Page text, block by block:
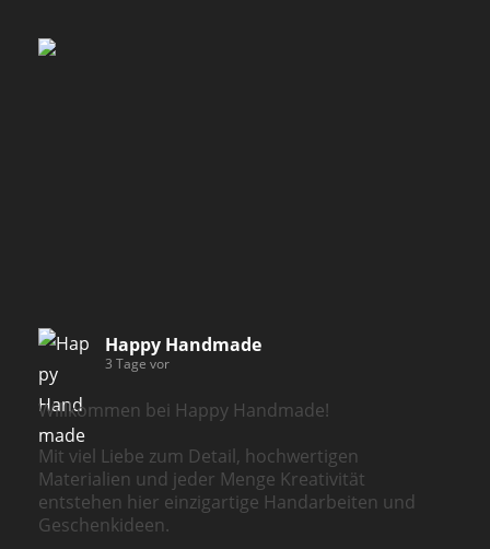
Happy Handmade
3 Tage vor
Willkommen bei Happy Handmade!
Mit viel Liebe zum Detail, hochwertigen
Materialien und jeder Menge Kreativität
entstehen hier einzigartige Handarbeiten und
Geschenkideen.